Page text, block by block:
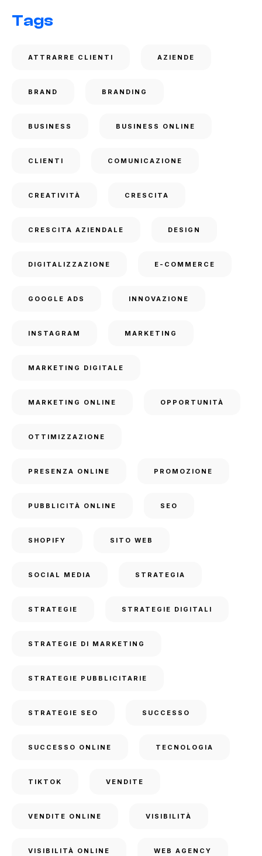
Tags
ATTRARRE CLIENTI AZIENDE
BRAND BRANDING
BUSINESS BUSINESS ONLINE
CLIENTI COMUNICAZIONE
CREATIVITÀ CRESCITA
CRESCITA AZIENDALE DESIGN
DIGITALIZZAZIONE E-COMMERCE
GOOGLE ADS INNOVAZIONE
INSTAGRAM MARKETING
MARKETING DIGITALE
MARKETING ONLINE OPPORTUNITÀ
OTTIMIZZAZIONE
PRESENZA ONLINE PROMOZIONE
PUBBLICITÀ ONLINE SEO
SHOPIFY SITO WEB
SOCIAL MEDIA STRATEGIA
STRATEGIE STRATEGIE DIGITALI
STRATEGIE DI MARKETING
STRATEGIE PUBBLICITARIE
STRATEGIE SEO SUCCESSO
SUCCESSO ONLINE TECNOLOGIA
TIKTOK VENDITE
VENDITE ONLINE VISIBILITÀ
VISIBILITÀ ONLINE WEB AGENCY